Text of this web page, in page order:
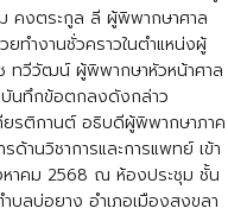
คงตระกูล ลี ผู้พิพากษาศาล
ทำงานชั่วคราวในตำแหน่งผู้
ทวีวัฒน์ ผู้พิพากษาหัวหน้าศาล
บันทึกข้อตกลงดังกล่าว
ยรติกานต์ อธิบดีผู้พิพากษาภาค
านวิชาการและการแพทย์ เข้า
าคม 2568 ณ ห้องประชุม ชั้น
ลบ่อยาง อำเภอเมืองสงขลา